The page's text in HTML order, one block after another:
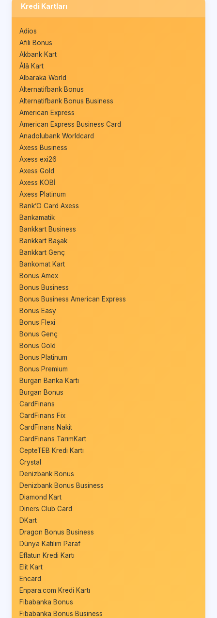
Kredi Kartları
Adios
Afili Bonus
Akbank Kart
Âlâ Kart
Albaraka World
Alternatifbank Bonus
Alternatifbank Bonus Business
American Express
American Express Business Card
Anadolubank Worldcard
Axess Business
Axess exi26
Axess Gold
Axess KOBİ
Axess Platinum
Bank’O Card Axess
Bankamatik
Bankkart Business
Bankkart Başak
Bankkart Genç
Bankomat Kart
Bonus Amex
Bonus Business
Bonus Business American Express
Bonus Easy
Bonus Flexi
Bonus Genç
Bonus Gold
Bonus Platinum
Bonus Premium
Burgan Banka Kartı
Burgan Bonus
CardFinans
CardFinans Fix
CardFinans Nakit
CardFinans TarımKart
CepteTEB Kredi Kartı
Crystal
Denizbank Bonus
Denizbank Bonus Business
Diamond Kart
Diners Club Card
DKart
Dragon Bonus Business
Dünya Katılım Paraf
Eflatun Kredi Kartı
Elit Kart
Encard
Enpara.com Kredi Kartı
Fibabanka Bonus
Fibabanka Bonus Business